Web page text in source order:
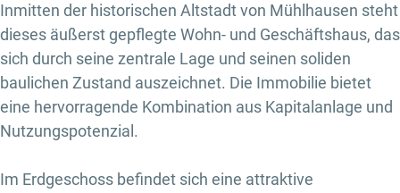
Inmitten der historischen Altstadt von Mühlhausen steht
dieses äußerst gepflegte Wohn- und Geschäftshaus, das
sich durch seine zentrale Lage und seinen soliden
baulichen Zustand auszeichnet. Die Immobilie bietet
eine hervorragende Kombination aus Kapitalanlage und
Nutzungspotenzial.
Im Erdgeschoss befindet sich eine attraktive